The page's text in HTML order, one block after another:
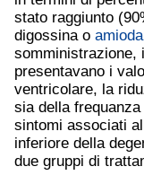
stato raggiunto
digossina o
somministrazione,
presentavano i
ventricolare, la
sia della
sintomi associati
inferiore della
due gruppi di